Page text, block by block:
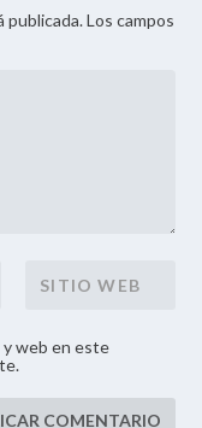
Los campos
y web en este